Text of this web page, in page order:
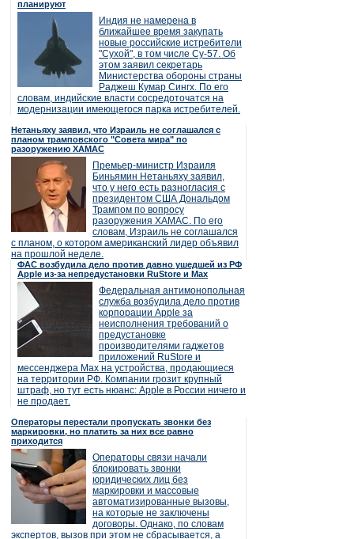
планируют
Индия не намерена в
ближайшее время закупать
новые российские истребители
"Сухой", в том числе Су-57. Об
этом заявил секретарь
Министерства обороны страны
Раджеш Кумар Сингх. По его
словам, индийские власти сосредоточатся на
модернизации имеющегося парка истребителей.
Нетаньяху заявил, что Израиль не соглашался с
планом трамповского "Совета мира" по
разоружению ХАМАС
Премьер-министр Израиля
Биньямин Нетаньяху заявил,
что у него есть разногласия с
президентом США Дональдом
Трампом по вопросу
разоружения ХАМАС. По его
словам, Израиль не соглашался
с планом, о котором американский лидер объявил
на прошлой неделе.
ФАС возбудила дело против давно ушедшей из РФ
Apple из-за непредустановки RuStore и Max
Федеральная антимонопольная
служба возбудила дело против
корпорации Apple за
неисполнения требований о
предустановке
производителями гаджетов
приложений RuStore и
мессенджера Max на устройства, продающиеся
на территории РФ. Компании грозит крупный
штраф, но тут есть нюанс: Apple в России ничего и
не продает.
Операторы перестали пропускать звонки без
маркировки, но платить за них все равно
приходится
Операторы связи начали
блокировать звонки
юридических лиц без
маркировки и массовые
автоматизированные вызовы,
на которые не заключены
договоры. Однако, по словам
экспертов, вызов при этом не сбрасывается, а